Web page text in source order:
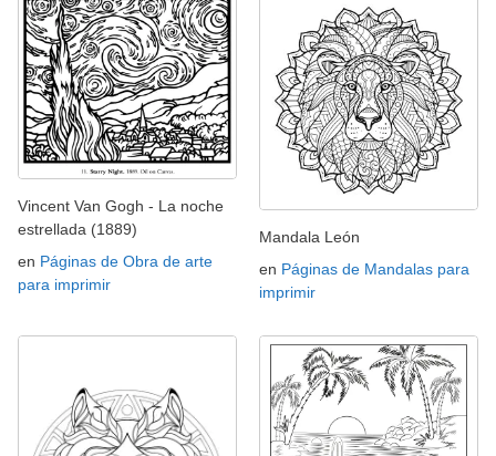
Vincent Van Gogh - La noche
estrellada (1889)
en Páginas de Obra de arte
para imprimir
Mandala León
en Páginas de Mandalas para
imprimir